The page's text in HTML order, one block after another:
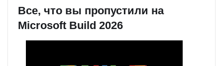
Все, что вы пропустили на
Microsoft Build 2026